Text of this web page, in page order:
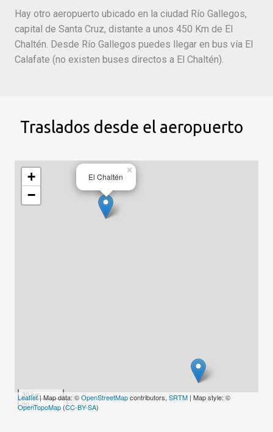
Hay otro aeropuerto ubicado en la ciudad Río Gallegos,
capital de Santa Cruz, distante a unos 450 Km de El
Chaltén. Desde Río Gallegos puedes llegar en bus vía El
Calafate (no existen buses directos a El Chaltén).
Traslados desde el aeropuerto
El Chaltén
×
+
−
30 km
20 mi
Leaflet| Map data: ©OpenStreetMapcontributors, SRTM | Map style: ©
OpenTopoMap (CC-BY-SA)